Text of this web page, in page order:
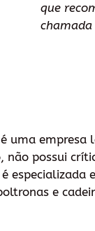
que
uma
possui
e